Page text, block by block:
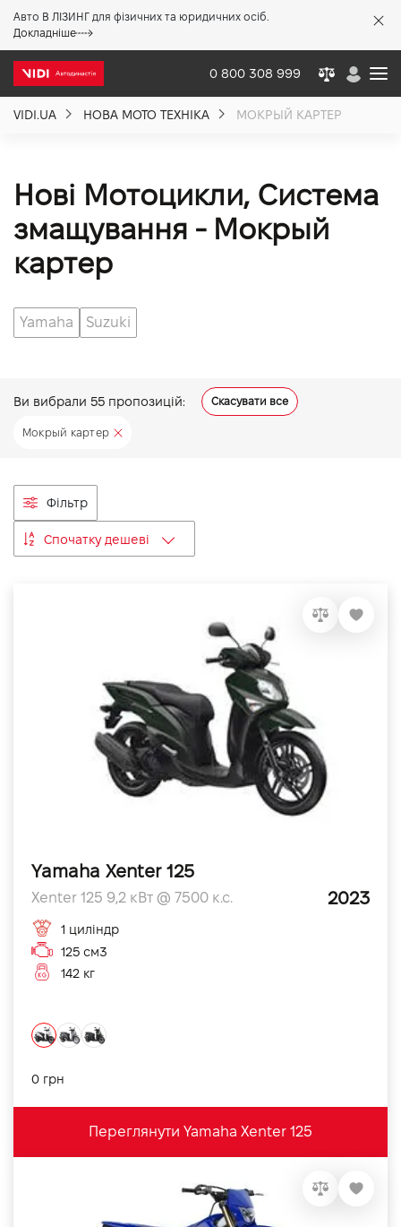
Авто В ЛІЗИНГ для фізичних та юридичних осіб.
Докладніше
0 800 308 999
VIDI.UA НОВА МОТО ТЕХНІКА МОКРЫЙ КАРТЕР
Нові Мотоцикли, Система
змащування - Мокрый
картер
Yamaha Suzuki
Ви вибрали 55 пропозицій: Скасувати все
Мокрый картер
Фільтр
Спочатку дешеві
Yamaha Xenter 125
Xenter 125 9,2 кВт @ 7500 к.с. 2023
1 циліндр
125 см3
142 кг
0 грн
Переглянути Yamaha Xenter 125
Акції %
Новини
Підпишись на наш канал та слідкуй за
акціями, послугами та новинками